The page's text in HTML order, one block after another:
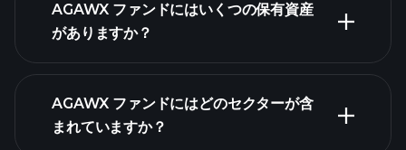
保有資産
有資産
AGAWX ファンドにはいくつの保有資産
がありますか？
保有資産
AGAWX ファンドにはどのセクターが含
まれていますか？